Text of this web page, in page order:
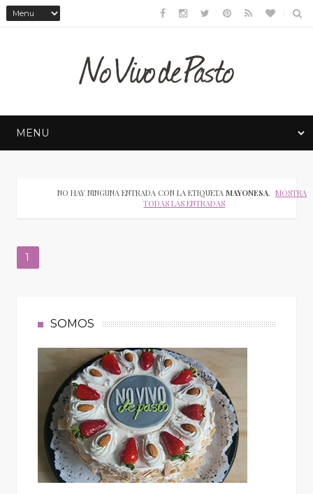
NO HAY NINGUNA ENTRADA CON LA ETIQUETA MAYONESA. MOSTRAR
TODAS LAS ENTRADAS
1
SOMOS